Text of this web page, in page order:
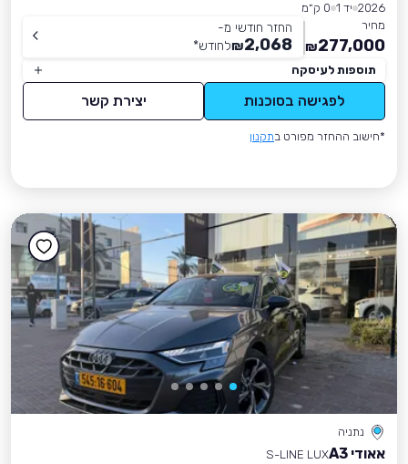
2026 יד 1
0 ק״מ
מחיר
277,000
₪
החזר חודשי מ-
2,068
₪לחודש*
תוספות לעיסקה
לפגישה בסוכנות יצירת קשר
*חישוב ההחזר מפורט בתקנון
נתניה
אאודי A3
S-LINE LUX